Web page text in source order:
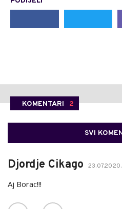
KOMENTARI 2
SVI
Djordje Cikago
Aj Borac!!!